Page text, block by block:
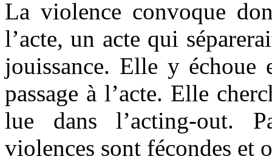
La violence convoque
l’acte, un acte qui
jouissance. Elle y échoue
passage à l’acte. Elle
lue dans l’acting-out.
violences sont fécondes et